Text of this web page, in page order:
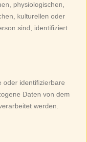
physiologischen,
kulturellen oder
sind, identifiziert
oder identifizierbare
Daten von dem
werden.